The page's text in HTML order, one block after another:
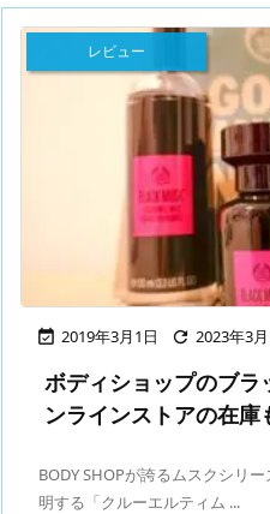
 2019年3月1日  2023年3
レビュー
ボディショップのブラ
ンラインストアの在庫
BODY SHOPが誇るムスクシリ
明する「クルーエルティム ...